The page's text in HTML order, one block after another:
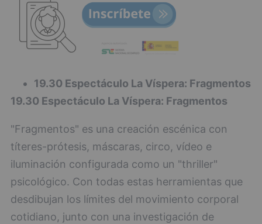
19.30 Espectáculo La Víspera: Fragmentos
19.30 Espectáculo La Víspera: Fragmentos
"Fragmentos" es una creación escénica con
títeres-prótesis, máscaras, circo, vídeo e
iluminación configurada como un "thriller"
psicológico. Con todas estas herramientas que
desdibujan los límites del movimiento corporal
cotidiano, junto con una investigación de